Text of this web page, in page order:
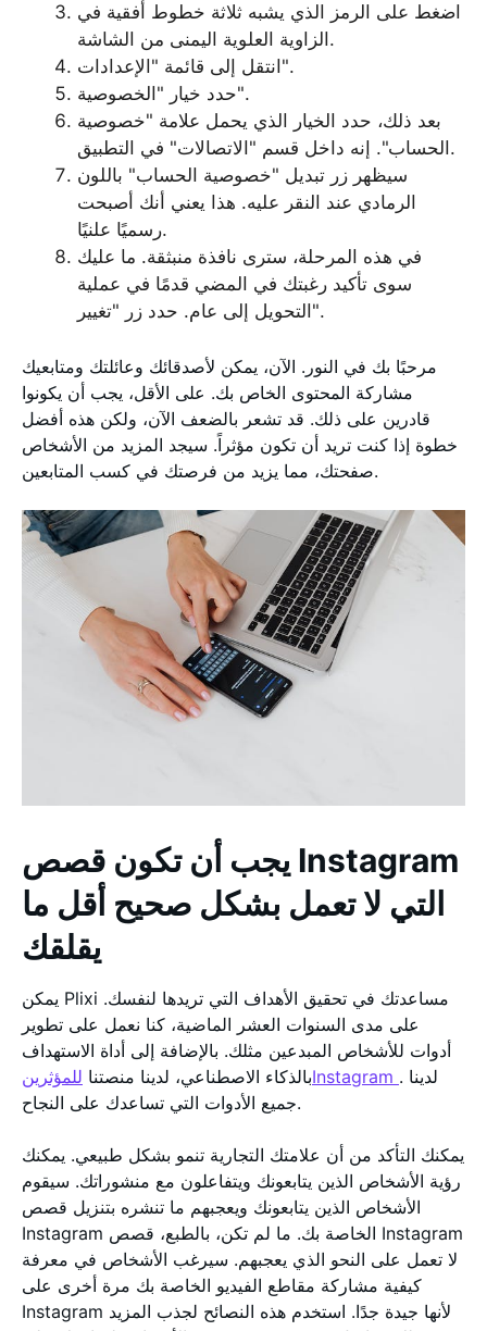
اضغط على الرمز الذي يشبه ثلاثة خطوط أفقية في
الزاوية العلوية اليمنى من الشاشة.
انتقل إلى قائمة "الإعدادات".
حدد خيار "الخصوصية".
بعد ذلك، حدد الخيار الذي يحمل علامة "خصوصية
الحساب". إنه داخل قسم "الاتصالات" في التطبيق.
سيظهر زر تبديل "خصوصية الحساب" باللون
الرمادي عند النقر عليه. هذا يعني أنك أصبحت
رسميًا علنيًا.
في هذه المرحلة، سترى نافذة منبثقة. ما عليك
سوى تأكيد رغبتك في المضي قدمًا في عملية
التحويل إلى عام. حدد زر "تغيير".
مرحبًا بك في النور. الآن، يمكن لأصدقائك وعائلتك ومتابعيك
مشاركة المحتوى الخاص بك. على الأقل، يجب أن يكونوا
قادرين على ذلك. قد تشعر بالضعف الآن، ولكن هذه أفضل
خطوة إذا كنت تريد أن تكون مؤثراً. سيجد المزيد من الأشخاص
صفحتك، مما يزيد من فرصتك في كسب المتابعين.
يجب أن تكون قصص Instagram
التي لا تعمل بشكل صحيح أقل ما
يقلقك
يمكن Plixi مساعدتك في تحقيق الأهداف التي تريدها لنفسك.
على مدى السنوات العشر الماضية، كنا نعمل على تطوير
أدوات للأشخاص المبدعين مثلك. بالإضافة إلى أداة الاستهداف
بالذكاء الاصطناعي، لدينا منصتناللمؤثرينInstagram . لدينا
جميع الأدوات التي تساعدك على النجاح.
يمكنك التأكد من أن علامتك التجارية تنمو بشكل طبيعي. يمكنك
رؤية الأشخاص الذين يتابعونك ويتفاعلون مع منشوراتك. سيقوم
الأشخاص الذين يتابعونك ويعجبهم ما تنشره بتنزيل قصص
Instagram الخاصة بك. ما لم تكن، بالطبع، قصص Instagram
لا تعمل على النحو الذي يعجبهم. سيرغب الأشخاص في معرفة
كيفية مشاركة مقاطع الفيديو الخاصة بك مرة أخرى على
Instagram لأنها جيدة جدًا. استخدم هذه النصائح لجذب المزيد